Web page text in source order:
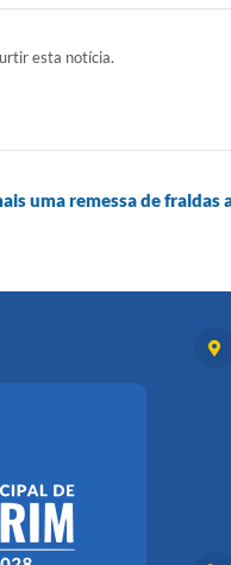
esta notícia.
uma remessa de fraldas